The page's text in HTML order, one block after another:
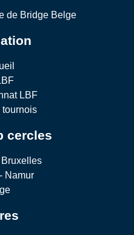
de Bridge Belge
LBF
tournois
cercles
Bruxelles
Namur